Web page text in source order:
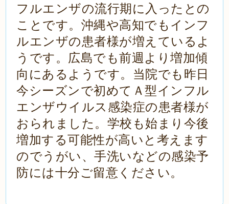
フルエンザの流行期に入ったとの
ことです。沖縄や高知でもインフ
ルエンザの患者様が増えているよ
うです。広島でも前週より増加傾
向にあるようです。当院でも昨日
今シーズンで初めてＡ型インフル
エンザウイルス感染症の患者様が
おられました。学校も始まり今後
増加する可能性が高いと考えます
のでうがい、手洗いなどの感染予
防には十分ご留意ください。